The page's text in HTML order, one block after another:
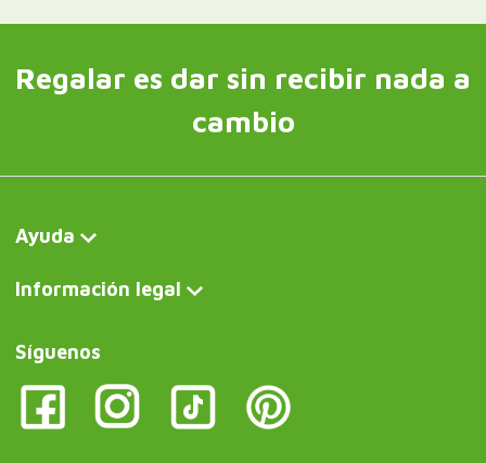
Regalar es dar sin recibir nada a
cambio
Ayuda
Información legal
Síguenos